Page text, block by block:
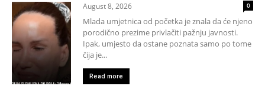
August 8, 2026 0
Mlada umjetnica od početka je znala da će njeno
porodično prezime privlačiti pažnju javnosti.
Ipak, umjesto da ostane poznata samo po tome
čija je...
Read more